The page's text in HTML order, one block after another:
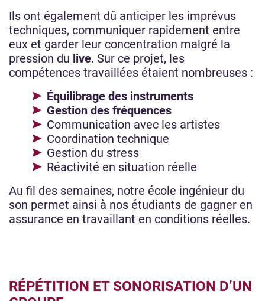
Ils ont également dû anticiper les imprévus
techniques, communiquer rapidement entre
eux et garder leur concentration malgré la
pression du live. Sur ce projet, les
compétences travaillées étaient nombreuses :
Équilibrage des instruments
Gestion des fréquences
Communication avec les artistes
Coordination technique
Gestion du stress
Réactivité en situation réelle
Au fil des semaines, notre école ingénieur du
son permet ainsi à nos étudiants de gagner en
assurance en travaillant en conditions réelles.
RÉPÉTITION ET SONORISATION D’UN